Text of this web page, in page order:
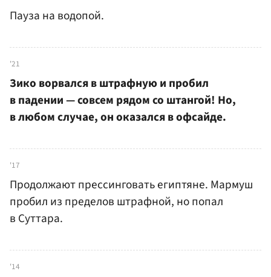
Пауза на водопой.
'21
Зико ворвался в штрафную и пробил
в падении — совсем рядом со штангой! Но,
в любом случае, он оказался в офсайде.
'17
Продолжают прессинговать египтяне. Мармуш
пробил из пределов штрафной, но попал
в Суттара.
'14